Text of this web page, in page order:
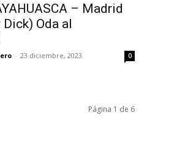
– Madrid
Oda al
- 23 diciembre, 2023 0
Página 1 de 6